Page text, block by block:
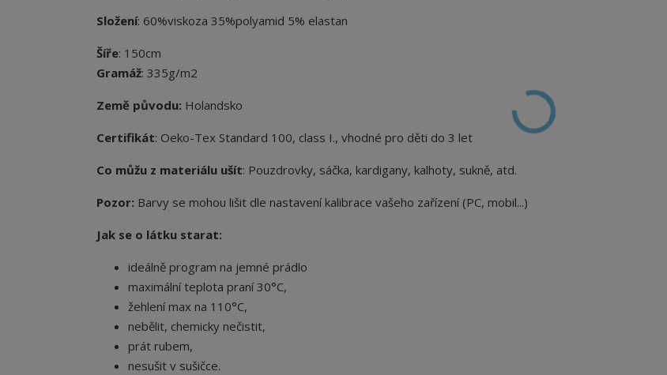
Složení: 60%viskoza 35%polyamid 5% elastan
Šíře: 150cm
Gramáž: 335g/m2
Země původu: Holandsko
Certifikát: Oeko-Tex Standard 100, class I., vhodné pro děti do 3 let
Co můžu z materiálu ušít: Pouzdrovky, sáčka, kardigany, kalhoty, sukně, atd.
Pozor: Barvy se mohou lišit dle nastavení kalibrace vašeho zařízení (PC, mobil...)
Jak se o látku starat:
ideálně program na jemné prádlo
maximální teplota praní 30°C,
žehlení max na 110°C,
nebělit, chemicky nečistit,
prát rubem,
nesušit v sušičce.